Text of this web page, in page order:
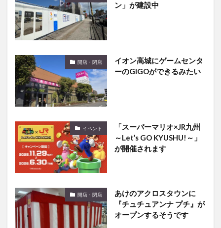
ン」が建設中
開店・閉店
イオン高城にゲームセンタ
ーのGIGOができるみたい
イベント
「スーパーマリオ×JR九州
～Let’s GO KYUSHU!～」
が開催されます
開店・閉店
あけのアクロスタウンに
『チュチュアンナ プチ』が
オープンするそうです